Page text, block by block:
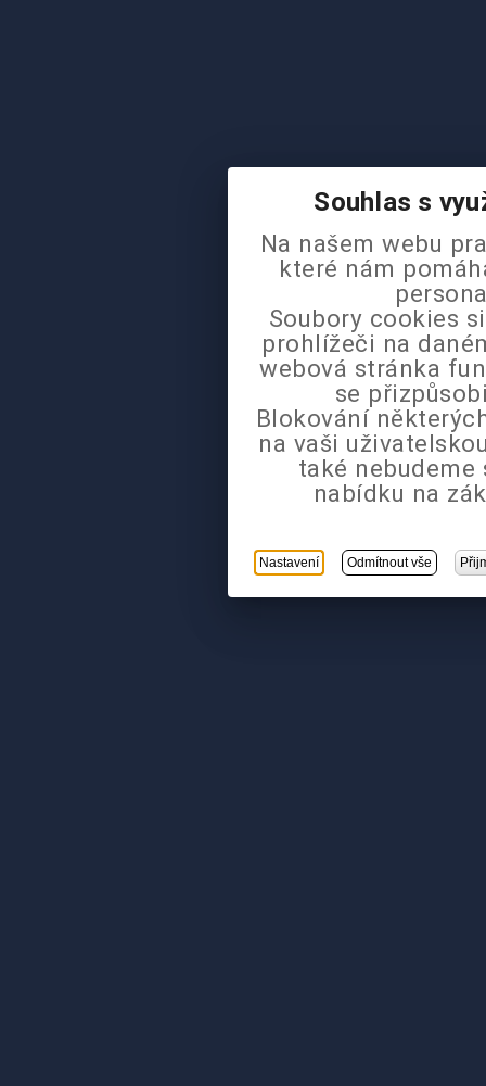
Souhlas s
Na našem webu
které nám
Soubory cookies
prohlížeči na
webová stránka
se
Blokování
na vaši
také
nabídku na
Nastavení Odmítnout vše